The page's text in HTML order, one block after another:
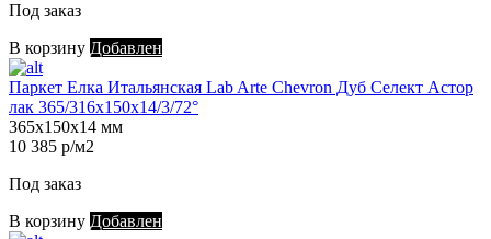
Под заказ
В корзину Добавлен
Паркет Елка Итальянская Lab Arte Chevron Дуб Селект Астор
лак 365/316х150х14/3/72°
365х150х14 мм
10 385 р/м2
Под заказ
В корзину Добавлен